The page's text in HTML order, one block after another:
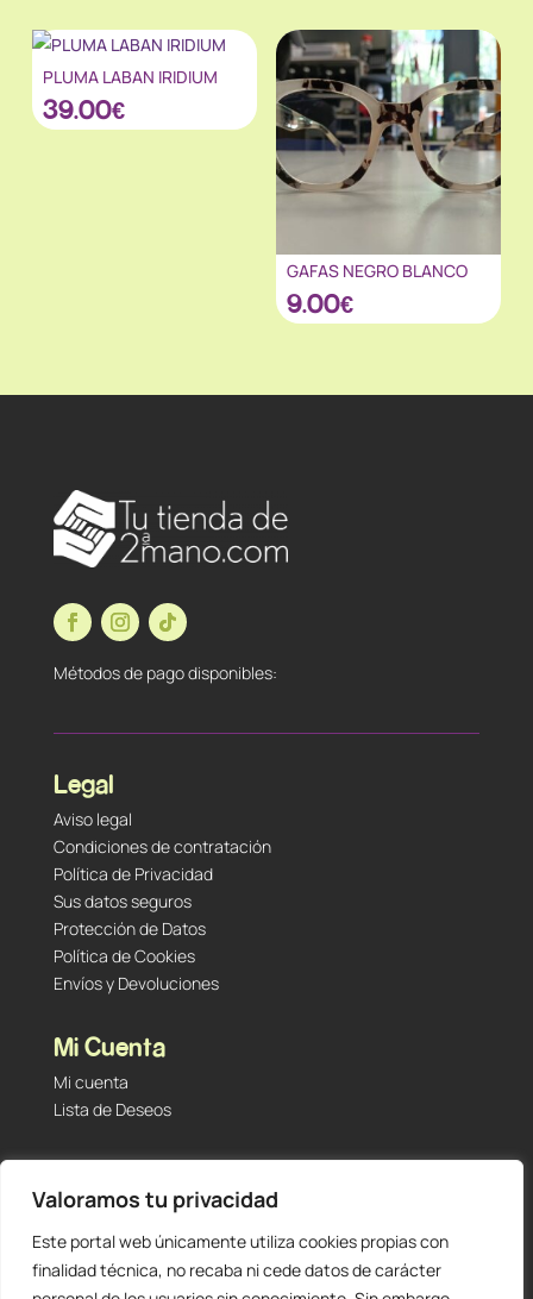
Valoramos tu privacidad
Este portal web únicamente utiliza cookies propias con
finalidad técnica, no recaba ni cede datos de carácter
PLUMA LABAN IRIDIUM
39.00€
GAFAS NEGRO BLANCO
9.00€
Métodos de pago disponibles:
Legal
Aviso legal
Condiciones de contratación
Política de Privacidad
Sus datos seguros
Protección de Datos
Política de Cookies
Envíos y Devoluciones
Mi Cuenta
Mi cuenta
Lista de Deseos
Tu Tienda de Segunda Mano, Sambara #101 (Madrid,
28027 – España)
912 60 05 55 |+34 601 23 09 14
info@staging.tutiendadesegundamano.com